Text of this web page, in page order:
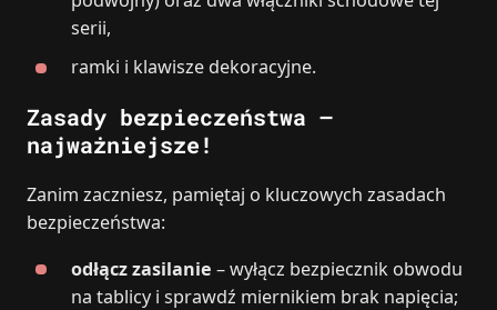
serii,
ramki i klawisze dekoracyjne.
Zasady bezpieczeństwa –
najważniejsze!
Zanim zaczniesz, pamiętaj o kluczowych zasadach
bezpieczeństwa:
odłącz zasilanie – wyłącz bezpiecznik obwodu
na tablicy i sprawdź miernikiem brak napięcia;